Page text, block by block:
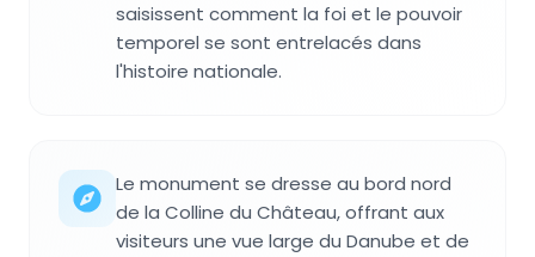
saisissent comment la foi et le pouvoir
temporel se sont entrelacés dans
l'histoire nationale.
Le monument se dresse au bord nord
de la Colline du Château, offrant aux
visiteurs une vue large du Danube et de